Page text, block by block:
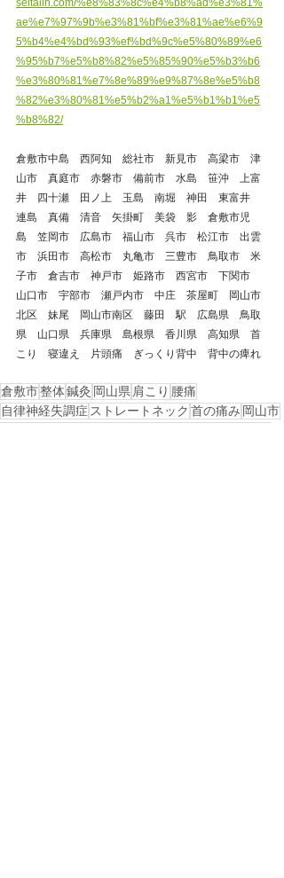
seitaiin.com/%e8%83%8c%e4%b8%ad%e3%81%
ae%e7%97%9b%e3%81%bf%e3%81%ae%e6%9
5%b4%e4%bd%93%ef%bd%9c%e5%80%89%e6
%95%b7%e5%b8%82%e5%85%90%e5%b3%b6
%e3%80%81%e7%8e%89%e9%87%8e%e5%b8
%82%e3%80%81%e5%b2%a1%e5%b1%b1%e5
%b8%82/
倉敷市中島　西阿知　総社市　新見市　高梁市　津
山市　真庭市　赤磐市　備前市　水島　笹沖　上富
井　四十瀬　田ノ上　玉島　南堀　神田　東富井
連島　真備　清音　矢掛町　美袋　影　倉敷市児
島　笠岡市　広島市　福山市　呉市　松江市　出雲
市　浜田市　高松市　丸亀市　三豊市　鳥取市　米
子市　倉吉市　神戸市　姫路市　西宮市　下関市
山口市　宇部市　瀬戸内市　中庄　茶屋町　岡山市
北区　妹尾　岡山市南区　藤田　駅　広島県　鳥取
県　山口県　兵庫県　島根県　香川県　高知県　首
こり　寝違え　片頭痛　ぎっくり背中　背中の痺れ
倉敷市整体鍼灸 岡山県肩こり 腰痛
自律神経失調症 ストレートネック 首の痛み 岡山市